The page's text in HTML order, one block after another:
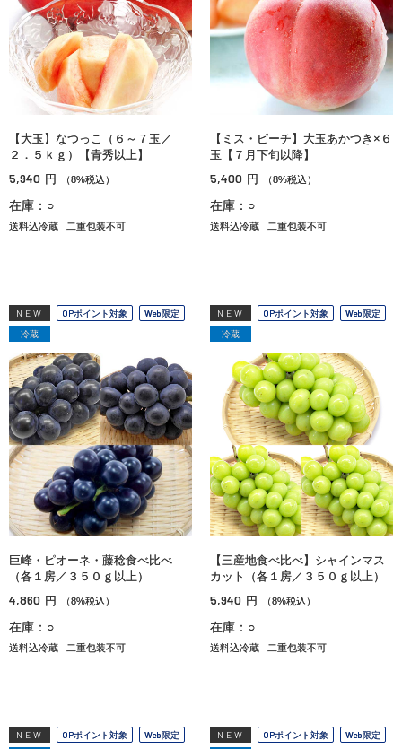
【大玉】なつっこ（６～７玉／
２．５ｋｇ）【青秀以上】
5,940 円 （8%税込）
在庫：○
送料込冷蔵 二重包装不可
【ミス・ピーチ】大玉あかつき×６
玉【７月下旬以降】
5,400 円 （8%税込）
在庫：○
送料込冷蔵 二重包装不可
NEW OPポイント対象
Web限定
冷蔵
巨峰・ピオーネ・藤稔食べ比べ
（各１房／３５０ｇ以上）
4,860 円 （8%税込）
在庫：○
送料込冷蔵 二重包装不可
NEW OPポイント対象
Web限定
冷蔵
【三産地食べ比べ】シャインマス
カット（各１房／３５０ｇ以上）
5,940 円 （8%税込）
在庫：○
送料込冷蔵 二重包装不可
NEW OPポイント対象
Web限定
NEW OPポイント対象
Web限定